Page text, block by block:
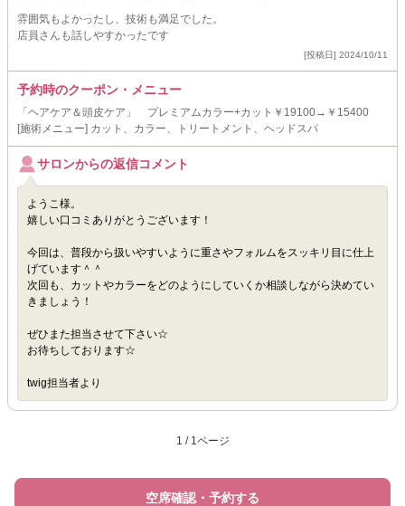
雰囲気もよかったし、技術も満足でした。
店員さんも話しやすかったです
[投稿日] 2024/10/11
予約時のクーポン・メニュー
「ヘアケア＆頭皮ケア」 プレミアムカラー+カット￥19100→￥15400
[施術メニュー] カット、カラー、トリートメント、ヘッドスパ
サロンからの返信コメント
ようこ様。
嬉しい口コミありがとうございます！
今回は、普段から扱いやすいように重さやフォルムをスッキリ目に仕上
げています＾＾
次回も、カットやカラーをどのようにしていくか相談しながら決めてい
きましょう！
ぜひまた担当させて下さい☆
お待ちしております☆
twig担当者より
1 / 1ページ
空席確認・予約する